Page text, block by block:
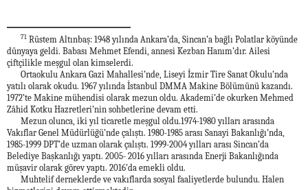
71 Rüstem Altınbaş: 1948 yılında Ankara’da, Sincan’a bağlı Polatlar köyünde
dünyaya geldi. Babası Mehmet Efendi, annesi Kezban Hanım’dır. Ailesi
çiftçilikle meşgul olan kimselerdi.
Ortaokulu Ankara Gazi Mahallesi’nde, Liseyi İzmir Tire Sanat Okulu’nda
yatılı olarak okudu. 1967 yılında İstanbul DMMA Makine Bölümünü kazandı.
1972’te Makine mühendisi olarak mezun oldu. Akademi’de okurken Mehmed
Zâhid Kotku Hazretleri’nin sohbetlerine devam etti.
Mezun olunca, iki yıl ticaretle meşgul oldu.1974-1980 yılları arasında
Vakıflar Genel Müdürlüğü’nde çalıştı. 1980-1985 arası Sanayi Bakanlığı’nda,
1985-1999 DPT’de uzman olarak çalıştı. 1999-2004 yılları arası Sincan’da
Belediye Başkanlığı yaptı. 2005- 2016 yılları arasında Enerji Bakanlığında
müşavir olarak görev yaptı. 2016’da emekli oldu.
Muhtelif derneklerde ve vakıflarda sosyal faaliyetlerde bulundu. Halen